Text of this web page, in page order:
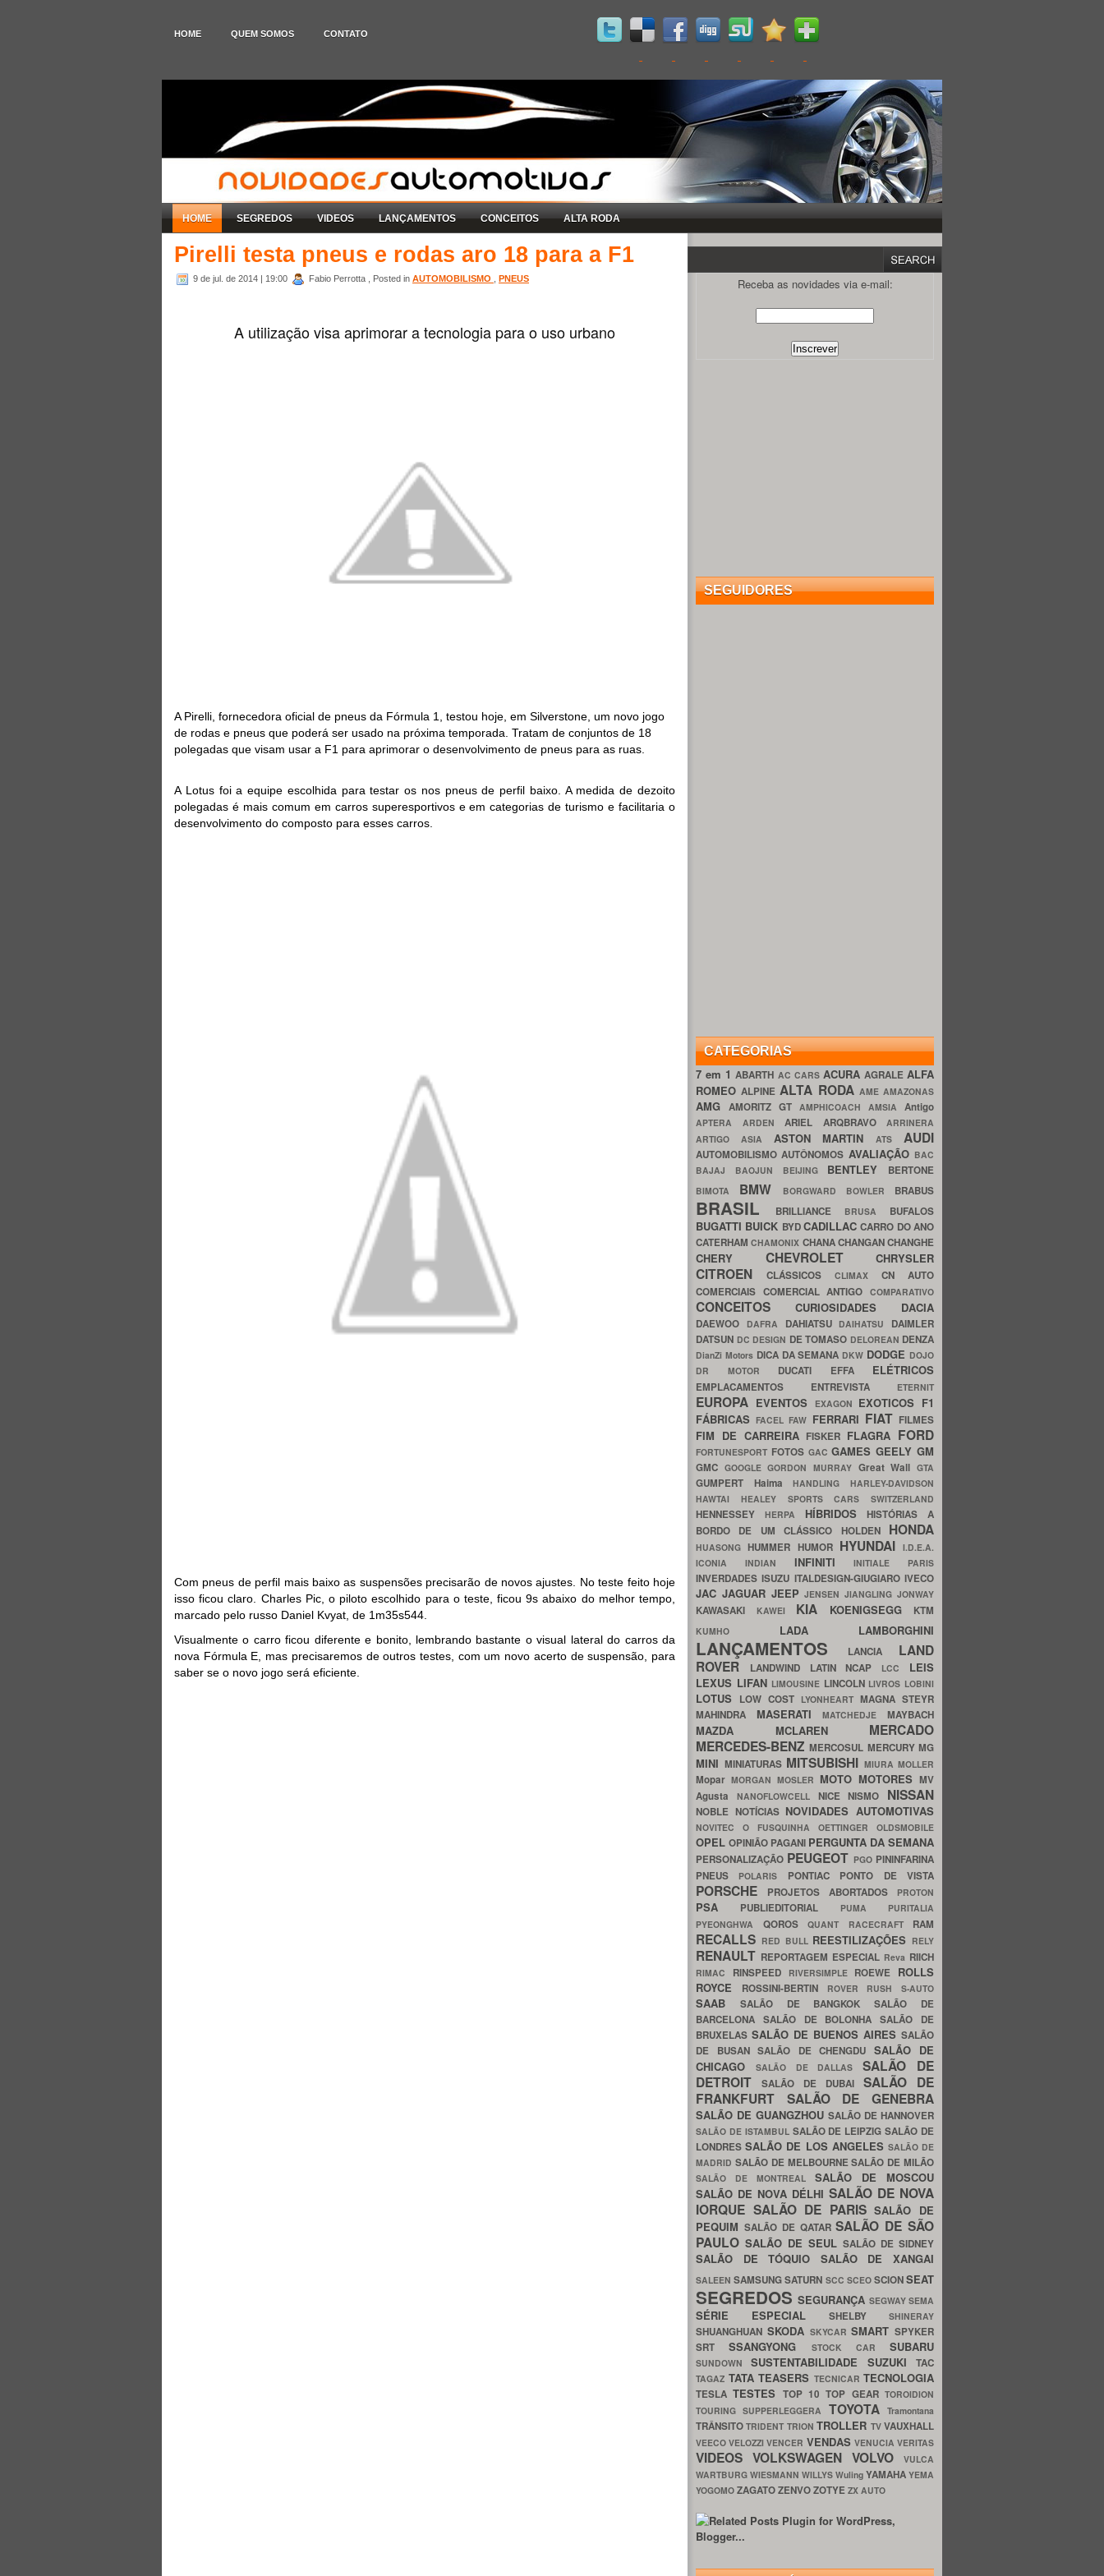
HOME QUEM SOMOS CONTATO
HOME SEGREDOS VIDEOS LANÇAMENTOS CONCEITOS ALTA RODA
Pirelli testa pneus e rodas aro 18 para a F1
9 de jul. de 2014 | 19:00 Fabio Perrotta , Posted in AUTOMOBILISMO PNEUS
A utilização visa aprimorar a tecnologia para o uso urbano
A Pirelli, fornecedora oficial de pneus da Fórmula 1, testou hoje, em Silverstone, um novo jogo
de rodas e pneus que poderá ser usado na próxima temporada. Tratam de conjuntos de 18
polegadas que visam usar a F1 para aprimorar o desenvolvimento de pneus para as ruas.
A Lotus foi a equipe escolhida para testar os nos pneus de perfil baixo. A medida de dezoito
polegadas é mais comum em carros superesportivos e em categorias de turismo e facilitaria o
desenvolvimento do composto para esses carros.
Com pneus de perfil mais baixo as suspensões precisarão de novos ajustes. No teste feito hoje
isso ficou claro. Charles Pic, o piloto escolhido para o teste, ficou 9s abaixo do melhor tempo,
marcado pelo russo Daniel Kvyat, de 1m35s544.
Visualmente o carro ficou diferente e bonito, lembrando bastante o visual lateral do carros da
nova Fórmula E, mas precisaremos de outros testes, com um novo acerto de suspensão, para
saber se o novo jogo será eficiente.
Receba as novidades via e-mail:
SEGUIDORES
CATEGORIAS
7 em 1ABARTH AC CARS ACURA AGRALE ALFA
ROMEOALPINEALTA RODA AME AMAZONAS
AMG AMORITZ GT AMPHICOACH AMSIA Antigo
APTERA ARDEN ARIEL ARQBRAVO ARRINERA
ARTIGO ASIA ASTON MARTINATS AUDI
AUTOMOBILISMOAUTÔNOMOS AVALIAÇÃO BAC
BAJAJ BAOJUN BEIJING BENTLEY BERTONE
BIMOTA BMW BORGWARD BOWLER BRABUS
BRASIL BRILLIANCE BRUSA BUFALOS
BUGATTI BUICK BYDCADILLACCARRO DO ANO
CATERHAMCHAMONIX CHANACHANGANCHANGHE
CHERY CHEVROLET CHRYSLER
CITROEN CLÁSSICOS CLIMAX CN AUTO
COMERCIAIS COMERCIAL ANTIGOCOMPARATIVO
CONCEITOS CURIOSIDADES DACIA
DAEWOO DAFRA DAHIATSU DAIHATSU DAIMLER
DATSUN DC DESIGN DE TOMASO DELOREAN DENZA
DianZi Motors DICA DA SEMANA DKW DODGE DOJO
DR MOTOR DUCATI EFFA ELÉTRICOS
EMPLACAMENTOS ENTREVISTA ETERNIT
EUROPA EVENTOS EXAGON EXOTICOS F1
FÁBRICASFACELFAW FERRARI FIAT FILMES
FIM DE CARREIRA FISKER FLAGRA FORD
FORTUNESPORT FOTOS GACGAMESGEELYGM
GMC GOOGLEGORDON MURRAY Great WallGTA
GUMPERT HaimaHANDLINGHARLEY-DAVIDSON
HAWTAI HEALEY SPORTS CARS SWITZERLAND
HENNESSEY HERPA HÍBRIDOSHISTÓRIAS A
BORDO DE UM CLÁSSICO HOLDEN HONDA
HUASONGHUMMER HUMOR HYUNDAI I.D.E.A.
ICONIA INDIAN INFINITIINITIALE PARIS
INVERDADESISUZU ITALDESIGN-GIUGIAROIVECO
JAC JAGUAR JEEPJENSENJIANGLINGJONWAY
KAWASAKI KAWEI KIA KOENIGSEGG KTM
KUMHO LADA LAMBORGHINI
LANÇAMENTOS LANCIA LAND
ROVER
LANDWIND LATIN NCAP LCC LEIS
LEXUS LIFAN LIMOUSINE LINCOLN LIVROS LOBINI
LOTUS LOW COST LYONHEART MAGNA STEYR
MAHINDRA MASERATIMATCHEDJEMAYBACH
MAZDA MCLAREN MERCADO
MERCEDES-BENZMERCOSUL MERCURYMG
MINI MINIATURAS MITSUBISHI MIURA MOLLER
Mopar MORGAN MOSLER MOTO MOTORES MV
Agusta NANOFLOWCELL NICENISMO NISSAN
NOBLE NOTÍCIAS NOVIDADES AUTOMOTIVAS
NOVITEC O FUSQUINHA OETTINGER OLDSMOBILE
OPEL OPINIÃO PAGANI PERGUNTA DA SEMANA
PERSONALIZAÇÃO PEUGEOT PGO PININFARINA
PNEUS
POLARIS PONTIAC PONTO DE VISTA
PORSCHE PROJETOS ABORTADOS PROTON
PSA PUBLIEDITORIAL PUMA PURITALIA
PYEONGHWA QOROS QUANT RACECRAFT RAM
RECALLS RED BULL REESTILIZAÇÕES RELY
RENAULT REPORTAGEM ESPECIAL Reva RIICH
RIMAC RINSPEED RIVERSIMPLE ROEWE ROLLS
ROYCE
ROSSINI-BERTIN ROVER RUSH S-AUTO
SAAB SALÃO DE BANGKOKSALÃO DE
BARCELONA SALÃO DE BOLONHASALÃO DE
BRUXELAS SALÃO DE BUENOS AIRES SALÃO
DE BUSAN SALÃO DE CHENGDU SALÃO DE
CHICAGO
SALÃO DE DALLASSALÃO DE
DETROIT
SALÃO DE DUBAI SALÃO DE
FRANKFURT SALÃO DE GENEBRA
SALÃO DE GUANGZHOU SALÃO DE HANNOVER
SALÃO DE ISTAMBUL SALÃO DE LEIPZIGSALÃO DE
LONDRESSALÃO DE LOS ANGELES SALÃO DE
MADRID SALÃO DE MELBOURNESALÃO DE MILÃO
SALÃO DE MONTREAL SALÃO DE MOSCOU
SALÃO DE NOVA DÉLHI SALÃO DE NOVA
IORQUE SALÃO DE PARISSALÃO DE
PEQUIM SALÃO DE QATARSALÃO DE SÃO
PAULO SALÃO DE SEUL SALÃO DE SIDNEY
SALÃO DE TÓQUIO SALÃO DE XANGAI
SALEENSAMSUNGSATURN SCC SCEO SCIONSEAT
SEGREDOSSEGURANÇA SEGWAYSEMA
SÉRIE ESPECIAL SHELBY SHINERAY
SHUANGHUAN SKODA SKYCARSMART SPYKER
SRTSSANGYONG STOCK CAR SUBARU
SUNDOWNSUSTENTABILIDADE SUZUKITAC
TAGAZ TATA TEASERS TECNICAR TECNOLOGIA
TESLATESTES TOP 10TOP GEARTOROIDION
TOURING SUPPERLEGGERA TOYOTATramontana
TRÂNSITOTRIDENT TRIONTROLLER TVVAUXHALL
VEECOVELOZZIVENCER VENDAS VENUCIAVERITAS
VIDEOS VOLKSWAGEN VOLVO
VULCA
WARTBURG WIESMANN WILLYS Wuling YAMAHA YEMA
YOGOMO ZAGATOZENVOZOTYE ZX AUTO